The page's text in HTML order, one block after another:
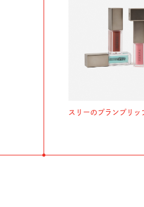
スリーのプランプリッ